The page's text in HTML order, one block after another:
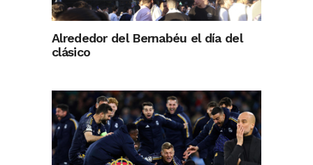
Alrededor del Bernabéu el día del
clásico